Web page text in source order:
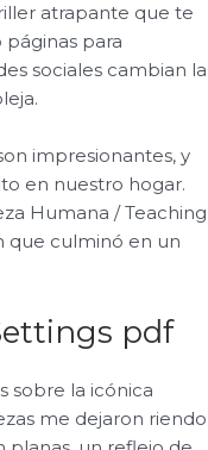
atrapante que te
para
sociales cambian la
impresionantes, y
en nuestro hogar.
Humana / Teaching
que culminó en un
pdf
sobre la icónica
me dejaron riendo